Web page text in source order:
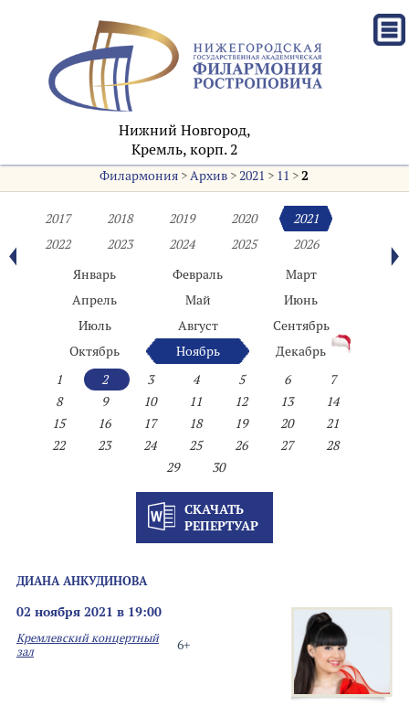
Нижний Новгород,
Кремль, корп. 2
Филармония >Архив >2021 > 11 >2
2017 2018 2019 2020
2021
2022
2023 2024 2025
2026
Январь
Февраль
Март
Апрель
Май
Июнь
Июль
Август
Сентябрь
Октябрь
Ноябрь
Декабрь
1
2 3 4 5 6
7
8
9 10 11 12 13
14
15
16 17 18 19 20
21
22
23 24 25 26 27
28
29
30
СКАЧАТЬ
РЕПЕРТУАР
ДИАНА АНКУДИНОВА
02 ноября 2021 в 19:00
6+
Кремлевский концертный
зал